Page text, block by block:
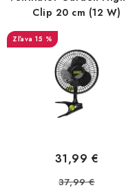
Podmienky o ochrane
d
u
r
o
Clip 20 cm (12 W)
15 %
31,99 €
37,99 €